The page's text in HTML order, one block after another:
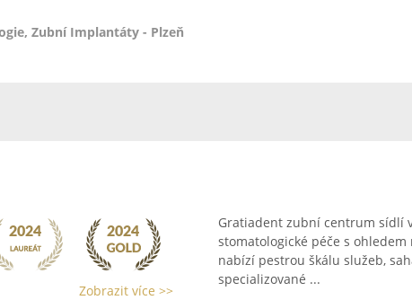
Zubní Implantáty - Plzeň
Zobrazit více >>
Gratiadent zubní centrum sídlí
stomatologické péče s
nabízí pestrou škálu služeb,
specializované ...